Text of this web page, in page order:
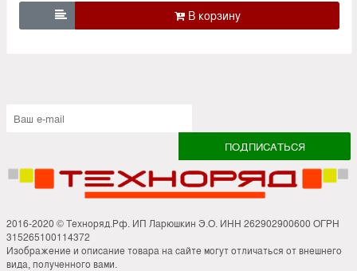

2016-2020 © Техноряд.Рф. ИП Ларюшкин Э.О. ИНН 262902900600 ОГРН
315265100114372
Изображение и описание товара на сайте могут отличаться от внешнего
вида, полученного вами.